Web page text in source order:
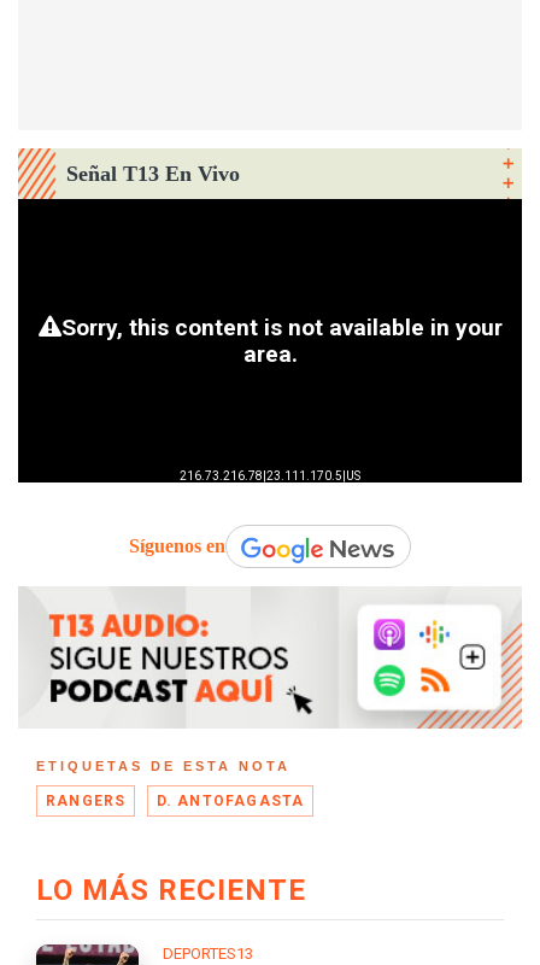
Señal T13 En Vivo
Síguenos en
ETIQUETAS DE ESTA NOTA
RANGERS D. ANTOFAGASTA
LO MÁS RECIENTE
DEPORTES13